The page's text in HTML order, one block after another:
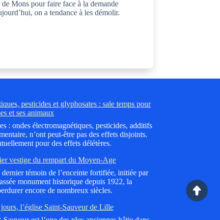
Mons pour faire face à la demande
on a tendance à les démolir.
pesticides et glyphosates : sale temps pour
et ses animaux
: ondes électromagnétiques, pesticides, additifs
n’ont peut-être pas des effets disjoints.
pour des effets délétères.
vestige du rempart du Moyen-Age
témoin de l’enceinte fortifiée, initiée par
monument historique depuis 1922, la
encore de nombreux siècles.
l’église Saint-Sauveur de Lille